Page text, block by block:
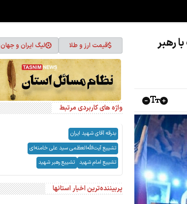
رهبر
قیمت ارز و طلا لیگ ایران و جهان
واژه های کاربردی مرتبط
بدرقه آقای شهید ایران
تشییع آیت‌الله‌العظمی سید علی خامنه‌ای
تشییع امام شهید تشییع رهبر شهید
پربیننده‌ترین اخبار استانها